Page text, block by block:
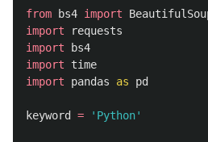
from bs4 import
import
requests
import
bs4
import
time
import
pandas as pd
keyword = ' Python'